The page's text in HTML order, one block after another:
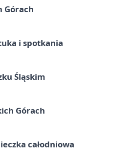
Górach
i spotkania
Śląskim
Górach
całodniowa